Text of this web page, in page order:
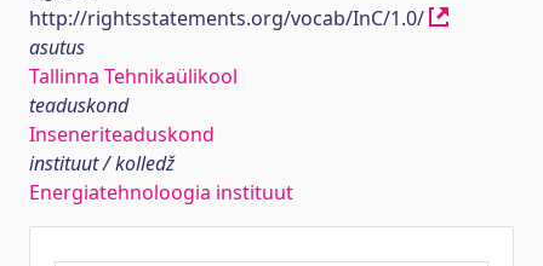
http://rightsstatements.org/vocab/InC/1.0/
asutus
Tallinna Tehnikaülikool
teaduskond
Inseneriteaduskond
instituut / kolledž
Energiatehnoloogia instituut